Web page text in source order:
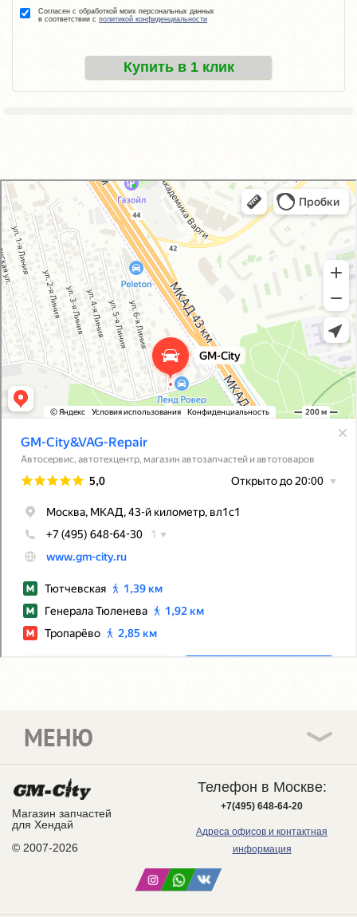
Купить в 1 клик
Согласен с обработкой моих персональных данных
в соответствии с политикой конфиденциальности
GM-City&VAG-Repair
Автосервис, автотехцентр в Москве
Магазин автозапчастей и автотоваров в Москве
Магазин запчастей
для Хендай
© 2007-2026
МЕНЮ
Телефон в Москве:
+7(495) 648-64-20
Адреса офисов и контактная
информация